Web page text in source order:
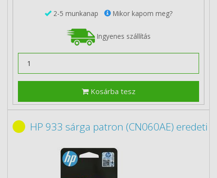
2-5 munkanap Mikor kapom meg?
Ingyenes szállítás
Kosárba tesz
HP 933 sárga patron (CN060AE) eredeti